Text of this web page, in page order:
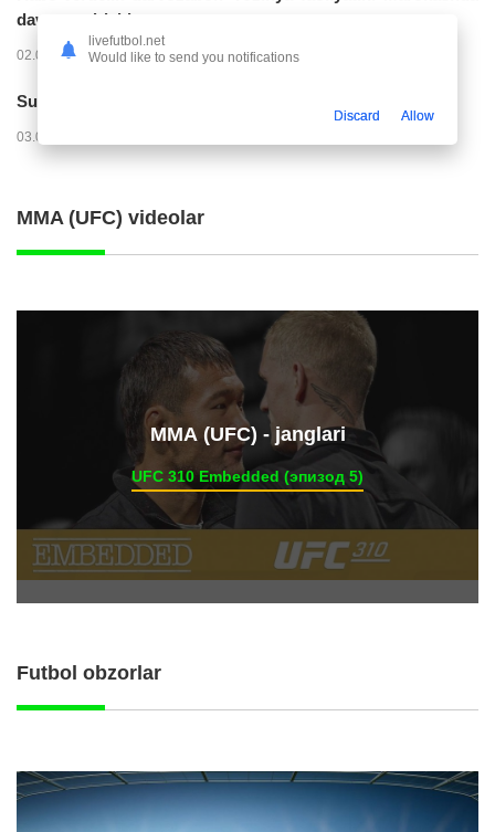
davom ettirishi...
02.08.2026 01:08 3897 47
Superliga. "Dinamo" – "Neftchi" (matnli...
03.08.2026 20:32
MMA (UFC) videolar
ММА (UFC) - janglari
UFC 310 Embedded (эпизод 5)
Futbol obzorlar
livefutbol.net
Would like to send you notifications
Discard Allow